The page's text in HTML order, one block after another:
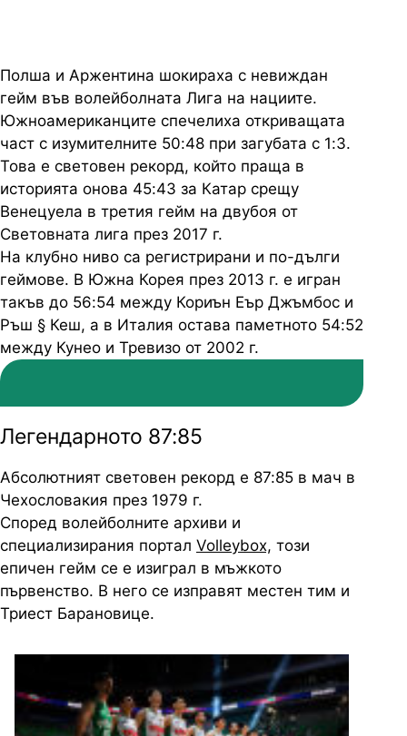
Полша и Аржентина шокираха с невиждан
гейм във волейболната Лига на нациите.
Южноамериканците спечелиха откриващата
част с изумителните 50:48 при загубата с 1:3.
Това е световен рекорд, който праща в
историята онова 45:43 за Катар срещу
Венецуела в третия гейм на двубоя от
Световната лига през 2017 г.
На клубно ниво са регистрирани и по-дълги
геймове. В Южна Корея през 2013 г. е игран
такъв до 56:54 между Кориън Еър Джъмбос и
Ръш § Кеш, а в Италия остава паметното 54:52
между Кунео и Тревизо от 2002 г.
Легендарното 87:85
Абсолютният световен рекорд е 87:85 в мач в
Чехословакия през 1979 г.
Според волейболните архиви и
специализирания портал Volleybox, този
епичен гейм се е изиграл в мъжкото
първенство. В него се изправят местен тим и
Триест Барановице.